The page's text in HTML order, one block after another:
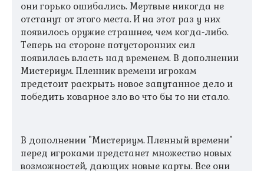
они горько ошибались. Мертвые никогда не
отстанут от этого места. И на этот раз у них
появилось оружие страшнее, чем когда-либо.
Теперь на стороне потусторонних сил
появилась власть над временем. В дополнении
Мистериум. Пленник времени игрокам
предстоит раскрыть новое запутанное дело и
победить коварное зло во что бы то ни стало.
В дополнении "Мистериум. Пленный времени"
перед игроками предстанет множество новых
возможностей, дающих новые карты. Все они